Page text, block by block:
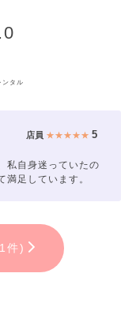
ンタル
店員 ★★★★★5
私自身迷っていたの
満足しています。
件)